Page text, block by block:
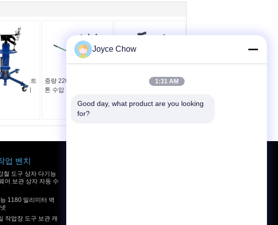
오토 리프트
2 스테이
중량 2200LBS 저부동 1
톤 수압 변속기 잭
수직 유압 변속기 잭용
업 벤치
철 도구 상자 다기능
어 보관 상자 자동 수
1180 밀리미터 벽
작업장 도구 보관 캐
Joyce Chow
1:31 AM
Good day, what product are you looking
for?